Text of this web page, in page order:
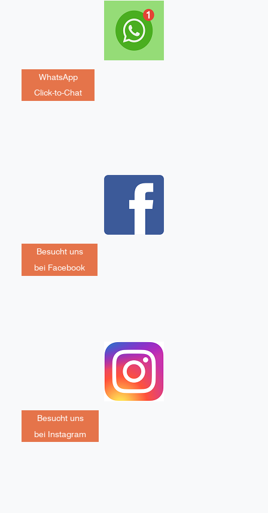
WhatsApp
Click-to-Chat
Besucht uns
bei Facebook
Besucht uns
bei Instagram